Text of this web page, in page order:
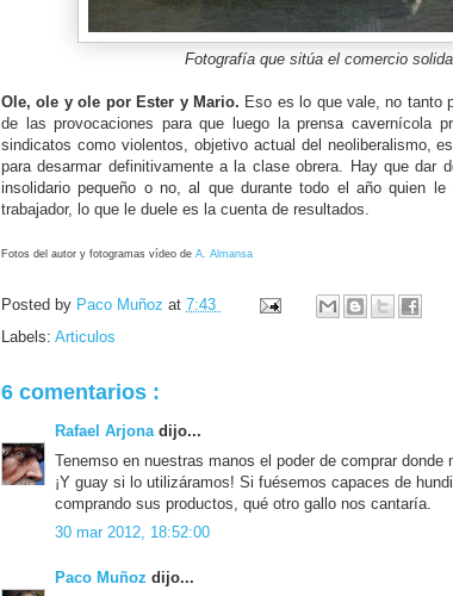
Fotografía que sitúa el comercio
Ole, ole y ole por Ester y Mario. Eso es lo que vale, no tanto
de las provocaciones para que luego la prensa cavernícola
sindicatos como violentos, objetivo actual del neoliberalismo,
para desarmar definitivamente a la clase obrera. Hay que dar
insolidario pequeño o no, al que durante todo el año quien
trabajador, lo que le duele es la cuenta de resultados.
Fotos del autor y fotogramas vídeo de A. Almansa
Posted by Paco Muñoz at 7:43
Labels: Articulos
6 comentarios :
Rafael Arjona dijo...
Tenemso en nuestras manos el poder de comprar donde
¡Y guay si lo utilizáramos! Si fuésemos capaces de
comprando sus productos, qué otro gallo nos cantaría.
30 mar 2012, 18:52:00
Paco Muñoz dijo...